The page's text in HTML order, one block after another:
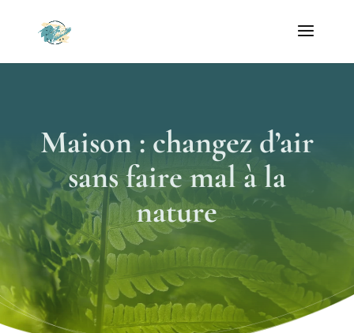
Maison : changez d’air
sans faire mal à la
nature